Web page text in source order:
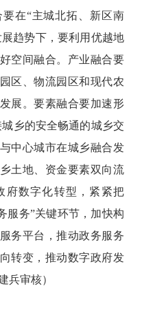
在“主城北拓、新区南
趋势下，要利用优越地
空间融合。产业融合要
区、物流园区和现代农
展。要素融合要加速形
乡的安全畅通的城乡交
中心城市在城乡融合发
土地、资金要素双向流
府数字化转型，紧紧把
服务”关键环节，加快构
务平台，推动政务服务
转变，推动数字政府发
兵审核）